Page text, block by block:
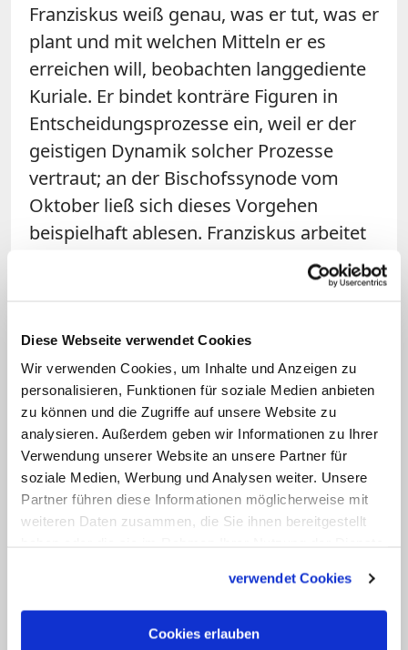
Diese Webseite verwendet Cookies
Wir verwenden Cookies, um Inhalte und Anzeigen zu
personalisieren, Funktionen für soziale Medien anbieten
zu können und die Zugriffe auf unsere Website zu
analysieren. Außerdem geben wir Informationen zu Ihrer
Verwendung unserer Website an unsere Partner für
soziale Medien, Werbung und Analysen weiter. Unsere
Partner führen diese Informationen möglicherweise mit
weiteren Daten zusammen, die Sie ihnen bereitgestellt
verwendet Cookies
Cookies erlauben
Franziskus weiß genau, was er tut, was er
plant und mit welchen Mitteln er es
erreichen will, beobachten langgediente
Kuriale. Er bindet konträre Figuren in
Entscheidungsprozesse ein, weil er der
geistigen Dynamik solcher Prozesse
vertraut; an der Bischofssynode vom
Oktober ließ sich dieses Vorgehen
beispielhaft ablesen. Franziskus arbeitet
Das Unwesen der Vetternwirtschaft hat
unter Jorge Mario Bergoglio kein
Heimatrecht im Vatikan. Fast nie setzt er
langjährige Freunde und Gefolgsleute an
zentrale Stellen. Eine Ausnahme ist der
Spanier Fernando Vérgez Alzaga. Der
kluge und menschennahe Ordensmann,
den der Papst regelmäßig am Handy
Governatorates, der "Staatsverwaltung"
des Vatikanstaates. Argentinische
Landsleute im Vatikan, zu denen